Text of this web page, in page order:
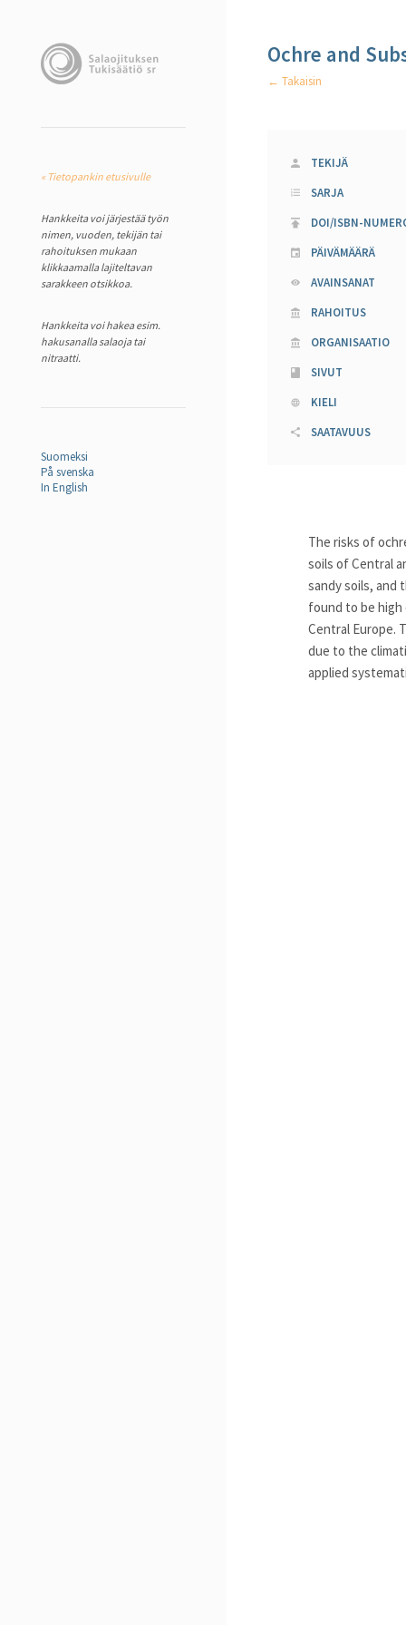
« Tietopankin etusivulle
Hankkeita voi järjestää työn
nimen, vuoden, tekijän tai
rahoituksen mukaan
klikkaamalla lajiteltavan
sarakkeen otsikkoa.
Hankkeita voi hakea esim.
hakusanalla salaoja tai
nitraatti.
Suomeksi
På svenska
In English
Ochre and
← Takaisin
TEKIJÄ
SARJA
DOI/ISBN-
PÄIVÄMÄÄRÄ
AVAINSANAT
RAHOITUS
ORGANISAATIO
SIVUT
KIELI
SAATAVUUS
The risks of
soils of Central
sandy soils, and
found to be
Central Europe.
due to the
applied